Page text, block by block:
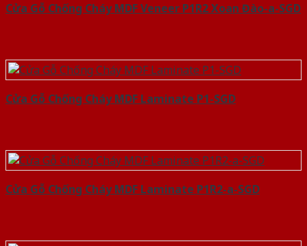
Cửa Gỗ Chống Cháy MDF Veneer P1R2 Xoan Đào-a-SGD
Cửa Gỗ Chống Cháy MDF Laminate P1-SGD
Cửa Gỗ Chống Cháy MDF Laminate P1R2-a-SGD